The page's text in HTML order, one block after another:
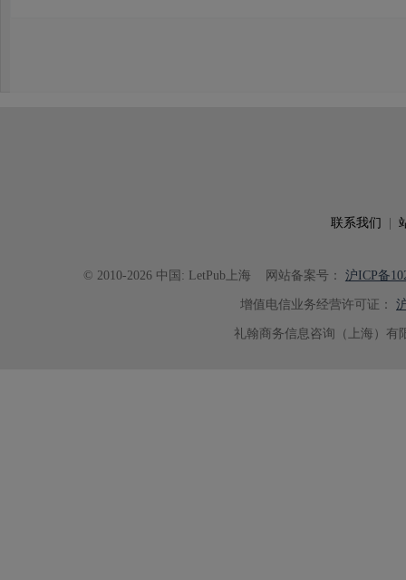
联系我们
© 2010-2026 中国: LetPub上海 网站备案号： 沪ICP备
增值电信业务经营许可证：
礼翰商务信息咨询（上海）